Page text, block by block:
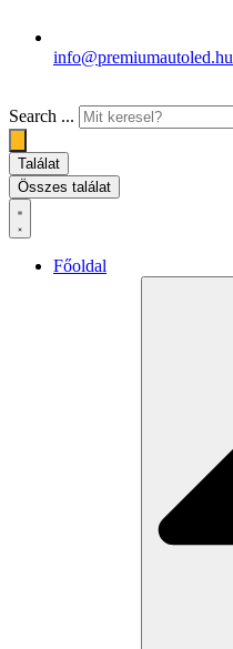
info@premiumautoled.hu
Search ...
Találat
Összes találat
Főoldal